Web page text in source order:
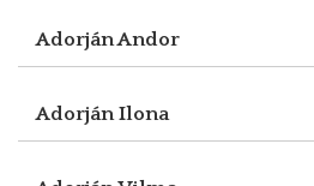
Adorján Andor
Adorján Ilona